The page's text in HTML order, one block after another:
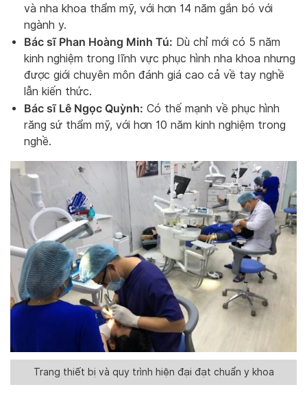
và nha khoa thẩm mỹ, với hơn 14 năm gắn bó với
ngành y.
Bác sĩ Phan Hoàng Minh Tú: Dù chỉ mới có 5 năm
kinh nghiệm trong lĩnh vực phục hình nha khoa nhưng
được giới chuyên môn đánh giá cao cả về tay nghề
lẫn kiến thức.
Bác sĩ Lê Ngọc Quỳnh: Có thế mạnh về phục hình
răng sứ thẩm mỹ, với hơn 10 năm kinh nghiệm trong
nghề.
Trang thiết bị và quy trình hiện đại đạt chuẩn y khoa